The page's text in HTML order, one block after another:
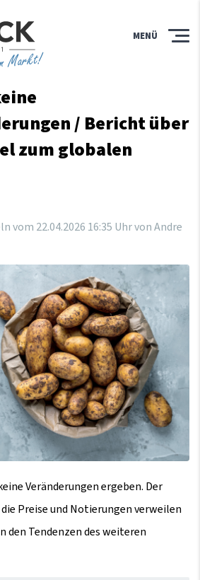
Markt!
MENÜ
/ Bericht über
zum globalen
vom 22.04.2026 16:35 Uhrvon Andre
Veränderungen ergeben. Der
Preise und Notierungen verweilen
den Tendenzen des weiteren